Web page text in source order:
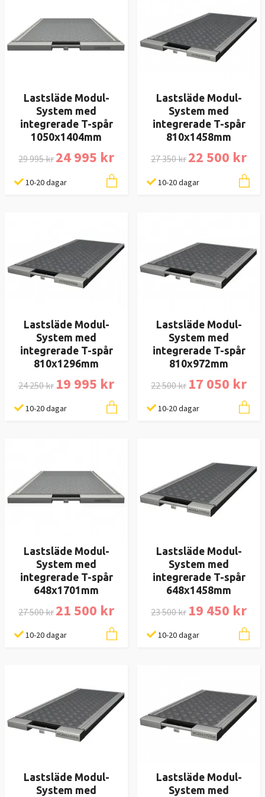
Lastsläde Modul-
System med
integrerade T-spår
1050x1404mm
29 995 kr 24 995 kr
10-20 dagar
Lastsläde Modul-
System med
integrerade T-spår
810x1458mm
27 350 kr 22 500 kr
10-20 dagar
Lastsläde Modul-
System med
integrerade T-spår
810x1296mm
24 250 kr 19 995 kr
10-20 dagar
Lastsläde Modul-
System med
integrerade T-spår
810x972mm
22 500 kr 17 050 kr
10-20 dagar
Lastsläde Modul-
System med
integrerade T-spår
648x1701mm
27 500 kr 21 500 kr
10-20 dagar
Lastsläde Modul-
System med
integrerade T-spår
648x1458mm
23 500 kr 19 450 kr
10-20 dagar
Lastsläde Modul-
System med
Lastsläde Modul-
System med